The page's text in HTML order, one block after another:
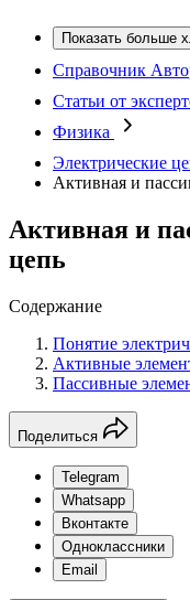
Показать больше
Справочник
Статьи от
Физика
Электрические
Активная и
Активная и
цепь
Содержание
Понятие
Активные
Пассивные
Поделиться
Telegram
Whatsapp
Вконтакте
Одноклассники
Email